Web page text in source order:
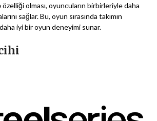
özelliği olması, oyuncuların birbirleriyle daha
sağlar. Bu, oyun sırasında takımın
iyi bir oyun deneyimi sunar.